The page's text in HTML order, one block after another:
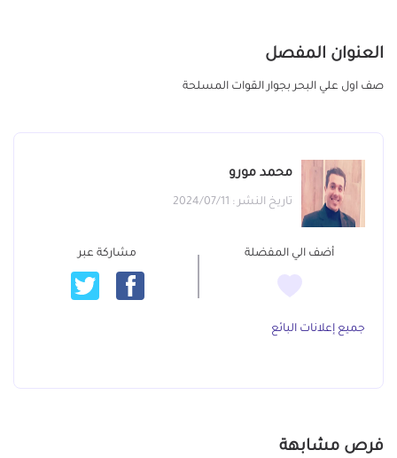
العنوان المفصل
صف اول علي البحر بجوار القوات المسلحة
محمد مورو
تاريخ النشر : 2024/07/11
أضف الي المفضلة مشاركة عبر
جميع إعلانات البائع
فرص مشابهة